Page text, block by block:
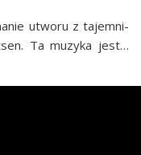
utwo­ru z tajem­ni­
Ta muzy­ka jest…